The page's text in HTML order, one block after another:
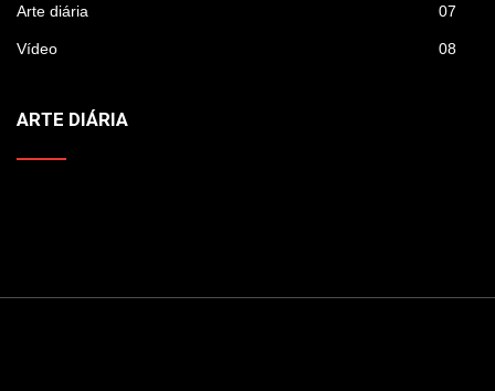
Arte diária 07
Vídeo 08
ARTE DIÁRIA